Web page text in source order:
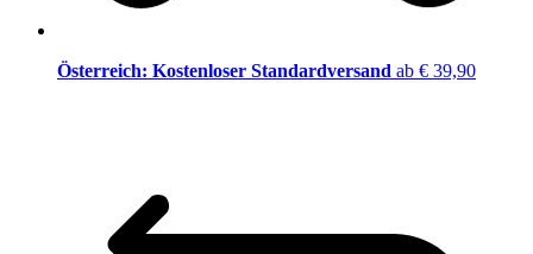
Österreich: Kostenloser Standardversand ab € 39,90